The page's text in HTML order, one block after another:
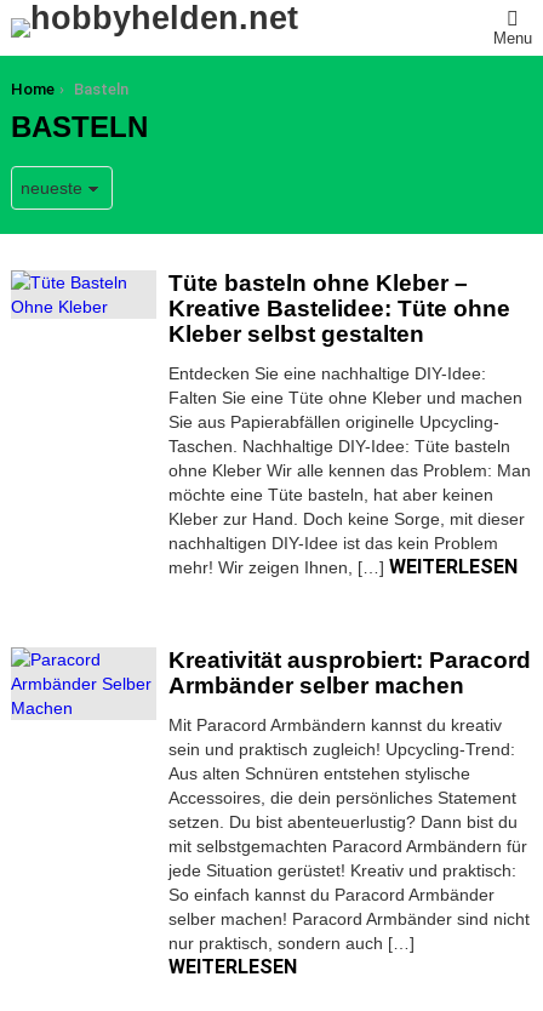
Menu
You are here:
Home Basteln
BASTELN
MORE
STORIES
Tüte basteln ohne Kleber –
Kreative Bastelidee: Tüte ohne
Kleber selbst gestalten
Entdecken Sie eine nachhaltige DIY-Idee:
Falten Sie eine Tüte ohne Kleber und machen
Sie aus Papierabfällen originelle Upcycling-
Taschen. Nachhaltige DIY-Idee: Tüte basteln
ohne Kleber Wir alle kennen das Problem: Man
möchte eine Tüte basteln, hat aber keinen
Kleber zur Hand. Doch keine Sorge, mit dieser
nachhaltigen DIY-Idee ist das kein Problem
mehr! Wir zeigen Ihnen, […] WEITERLESEN
Kreativität ausprobiert: Paracord
Armbänder selber machen
Mit Paracord Armbändern kannst du kreativ
sein und praktisch zugleich! Upcycling-Trend:
Aus alten Schnüren entstehen stylische
Accessoires, die dein persönliches Statement
setzen. Du bist abenteuerlustig? Dann bist du
mit selbstgemachten Paracord Armbändern für
jede Situation gerüstet! Kreativ und praktisch:
So einfach kannst du Paracord Armbänder
selber machen! Paracord Armbänder sind nicht
nur praktisch, sondern auch […]
WEITERLESEN